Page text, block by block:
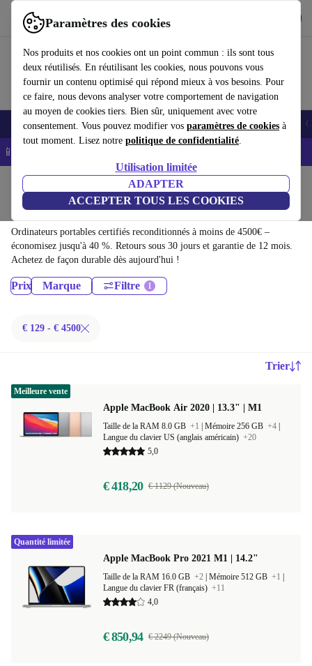
Paramètres des cookies
Nos produits et nos cookies ont un point commun : ils sont tous
deux réutilisés. En réutilisant les cookies, nous pouvons vous
fournir un contenu optimisé qui répond mieux à vos besoins. Pour
ce faire, nous devons analyser votre comportement de navigation
au moyen de cookies tiers. Bien sûr, uniquement avec votre
consentement. Vous pouvez modifier vos paramètres de cookies à
tout moment. Lisez notre politique de confidentialité.
Utilisation limitée
ADAPTER
ACCEPTER TOUS LES COOKIES
Utilisez refurbed rapidement et facilement
Smartphones Laptops Tablettes Montres connectées Accessoires
📱 -5% EXTRA sur les iPhones – Code : IPHONEDEAL -
Ordinateurs portables:
Ordinateurs portables certifiés reconditionnés à moins de 4500€ –
économisez jusqu'à 40 %. Retours sous 30 jours et garantie de 12 mois.
Achetez de façon durable dès aujourd'hui !
Prix Marque Filtre
€ 129 - € 4500
Trier
Apple MacBook Air 2020 | 13.3" | M1
Taille de la RAM 8.0 GB +1 Mémoire 256 GB +4
Langue du clavier US (anglais américain) +20
5,0
€ 418,20 € 1129 (Nouveau)
Meilleure vente
Apple MacBook Pro 2021 M1 | 14.2"
Taille de la RAM 16.0 GB +2 Mémoire 512 GB +1
Langue du clavier FR (français) +11
4,0
€ 850,94 € 2249 (Nouveau)
Quantité limitée